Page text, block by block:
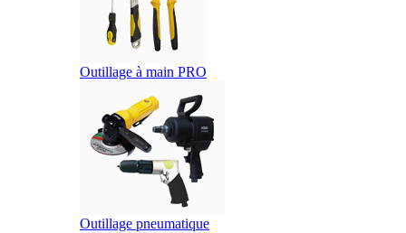
Outillage à main PRO
Outillage pneumatique